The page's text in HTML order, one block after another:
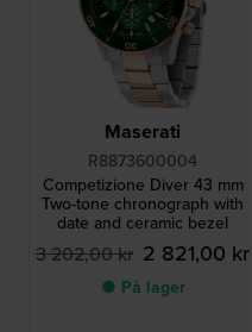
Maserati
R8873600004
Competizione Diver 43 mm
Two-tone chronograph with
date and ceramic bezel
3 202,00 kr 2 821,00 kr
● På lager